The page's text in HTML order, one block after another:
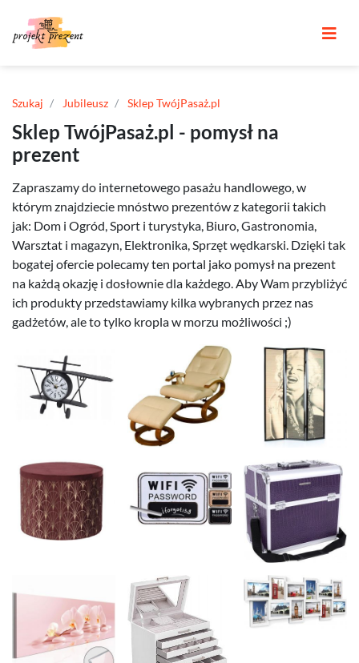
Szukaj Jubileusz Sklep TwójPasaż.pl
Sklep TwójPasaż.pl - pomysł na
prezent
Zapraszamy do internetowego pasażu handlowego, w
którym znajdziecie mnóstwo prezentów z kategorii takich
jak: Dom i Ogród, Sport i turystyka, Biuro, Gastronomia,
Warsztat i magazyn, Elektronika, Sprzęt wędkarski. Dzięki tak
bogatej ofercie polecamy ten portal jako pomysł na prezent
na każdą okazję i dosłownie dla każdego. Aby Wam przybliżyć
ich produkty przedstawiamy kilka wybranych przez nas
gadżetów, ale to tylko kropla w morzu możliwości ;)